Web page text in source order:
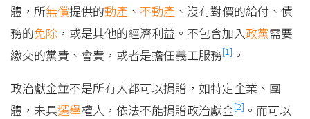
體，所無償提供的動產 、 不動產 、沒有對價的給付、債
務的免除 ，或是其他的經濟利益。不包含加入政黨需要
繳交的黨費、會費，或者是擔任義工服務[1] 。
政治獻金並不是所有人都可以捐贈，如特定企業、團
體，未具選舉權人，依法不能捐贈政治獻金[2] 。而可以